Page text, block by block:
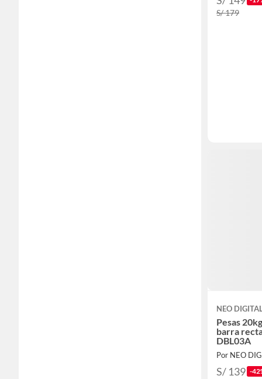
S/ 179
NEO
Pesas
barra
DBL03A
Por NEO
S/ 139 -